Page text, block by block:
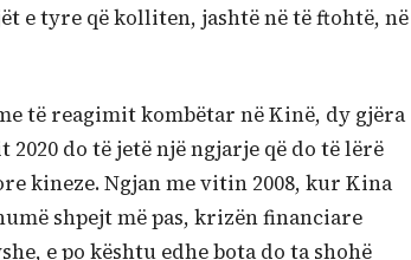
e tyre që kolliten, jashtë në të ftohtë, në
të reagimit kombëtar në Kinë, dy gjëra
do të jetë një ngjarje që do të lërë
kineze. Ngjan me vitin 2008, kur Kina
shpejt më pas, krizën financiare
e po kështu edhe bota do ta shohë